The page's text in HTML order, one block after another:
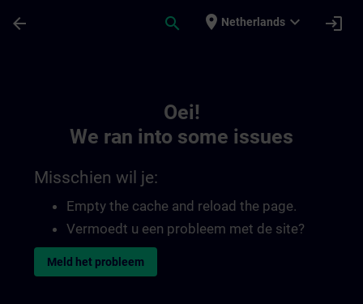
arrow_back search place Netherlands expand_more login
Oei!
We ran into some issues
Misschien wil je:
Empty the cache and reload the page.
Vermoedt u een probleem met de site?
Meld het probleem